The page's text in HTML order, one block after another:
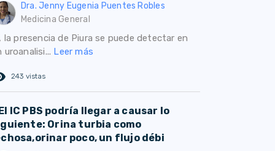
Dra. Jenny Eugenia Puentes Robles
Medicina General
la presencia de Piura se puede detectar en
uroanalisi... Leer más
243 vistas
IC PBS podría llegar a causar lo
Orina turbia como
poco, un flujo débi